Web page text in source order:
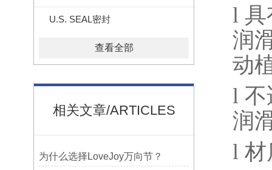
U.S. SEAL密封
查看全部
相关文章/ARTICLES
为什么选择LoveJoy万向节？
l 具
润
动
l 不
润
l 材